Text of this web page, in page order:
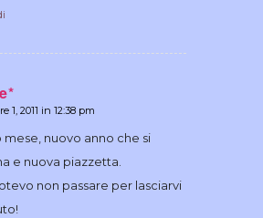
1, 2011 in 12:38 pm
mese, nuovo anno che si
e nuova piazzetta.
non passare per lasciarvi